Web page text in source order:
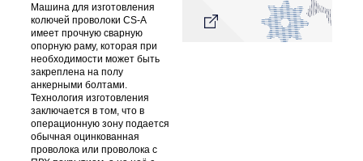
Машина для изготовления
колючей проволоки CS-A
имеет прочную сварную
опорную раму, которая при
необходимости может быть
закреплена на полу
анкерными болтами.
Технология изготовления
заключается в том, что в
операционную зону подается
обычная оцинкованная
проволока или проволока с